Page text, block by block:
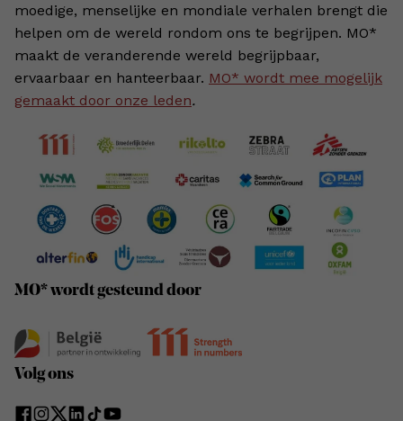
moedige, menselijke en mondiale verhalen brengt die
helpen om de wereld rondom ons te begrijpen. MO*
maakt de veranderende wereld begrijpbaar,
ervaarbaar en hanteerbaar. MO* wordt mee mogelijk
gemaakt door onze leden.
MO* wordt gesteund door
Volg ons